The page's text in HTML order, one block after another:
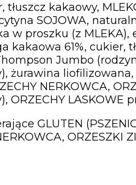
kakaowy,
SOJOWA,
w proszku (z
61%, cukier,
Jumbo
żurawina
NERKOWCA,
LASKOWE
GLUTEN
ORZESZKI